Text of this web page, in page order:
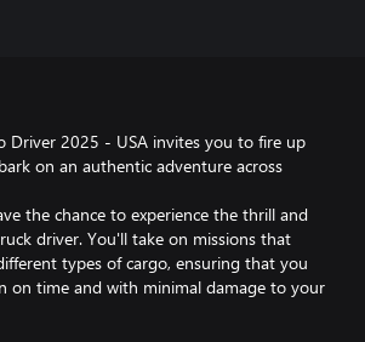
Driver 2025 - USA invites you to fire up
on an authentic adventure across
the chance to experience the thrill and
driver. You'll take on missions that
types of cargo, ensuring that you
on time and with minimal damage to your